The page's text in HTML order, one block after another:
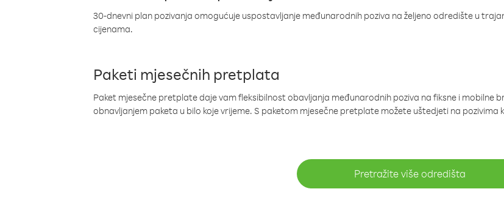
30-dnevni plan pozivanja omogućuje uspostavljanje međunarodnih poziva na željeno odredište u
cijenama.
Paketi mjesečnih pretplata
Paket mjesečne pretplate daje vam fleksibilnost obavljanja međunarodnih poziva na fiksne i mobilne
obnavljanjem paketa u bilo koje vrijeme. S paketom mjesečne pretplate možete uštedjeti na pozivima
Pretražite više odredišta